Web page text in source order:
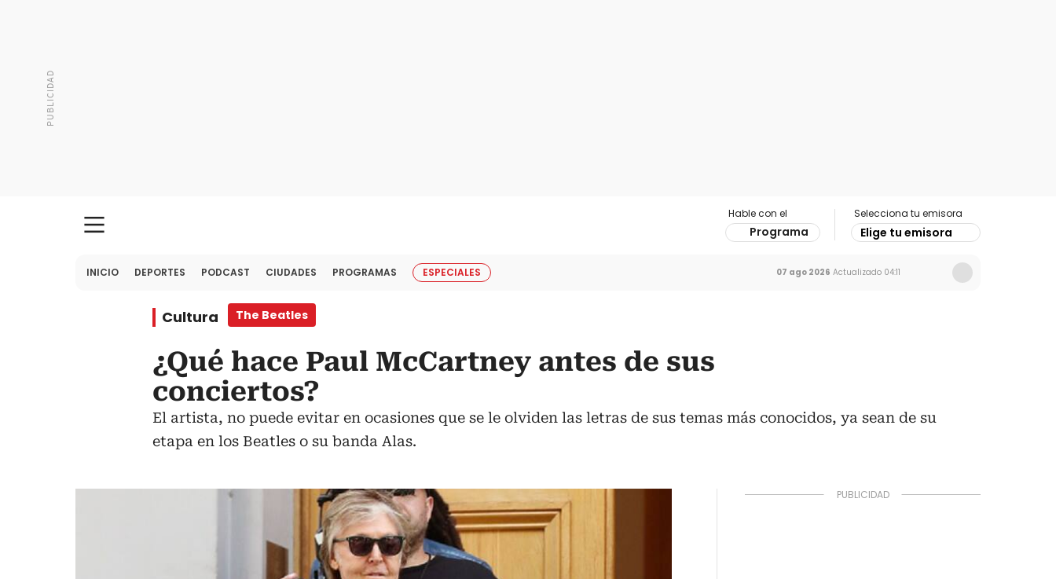
Hable con el
Programa
Selecciona tu emisora
Elige tu emisora
INICIO DEPORTES PODCAST CIUDADES PROGRAMAS ESPECIALES 07 ago 2026 Actualizado 04:11
Cultura The Beatles
¿Qué hace Paul McCartney antes de sus
conciertos?
El artista, no puede evitar en ocasiones que se le olviden las letras de sus temas más conocidos, ya sean de su
etapa en los Beatles o su banda Alas.